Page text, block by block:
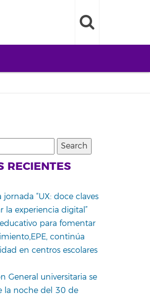
RECIENTES
jornada “UX: doce claves
la experiencia digital”
para fomentar
continúa
en centros escolares
General universitaria se
la noche del 30 de